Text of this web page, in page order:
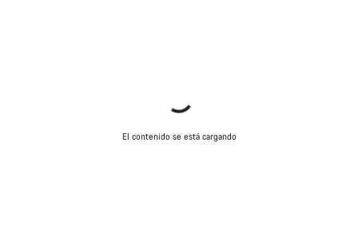
El contenido se está cargando